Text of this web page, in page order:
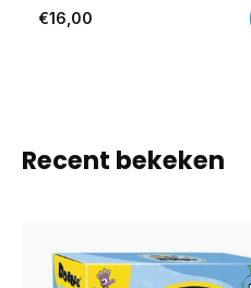
€16,00
Recent bekeken